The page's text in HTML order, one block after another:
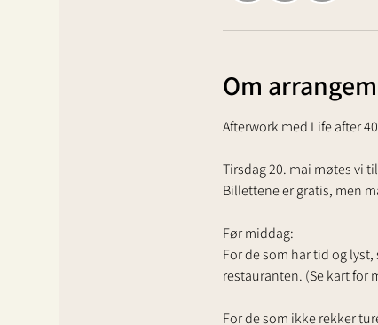
Om
Afterwork med Life after
Tirsdag 20. mai møtes vi
Billettene er gratis, men
Før middag:
For de som har tid og
restauranten. (Se kart for
For de som ikke rekker